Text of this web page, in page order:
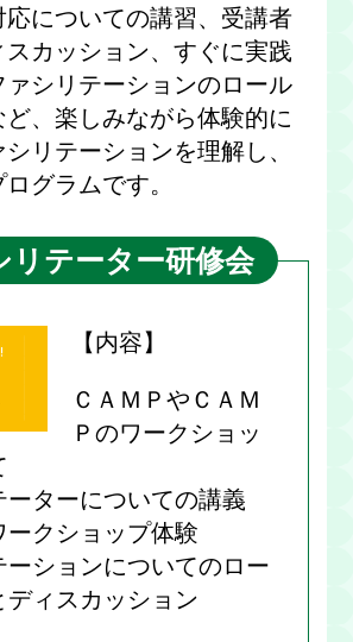
応についての講習、受講者
カッション、すぐに実践
ァシリテーションのロール
、楽しみながら体験的に
リテーションを理解し、
グラムです。
リテーター研修会
【内容】
ＣＡＭＰやＣＡＭ
Ｐのワークショッ
ーターについての講義
ークショップ体験
ーションについてのロー
ディスカッション